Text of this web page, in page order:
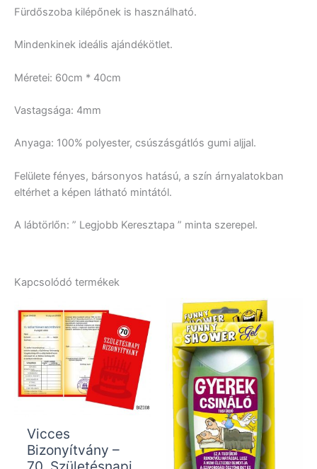
Fürdőszoba kilépőnek is használható.
Mindenkinek ideális ajándékötlet.
Méretei: 60cm * 40cm
Vastagsága: 4mm
Anyaga: 100% polyester, csúszásgátlós gumi aljjal.
Felülete fényes, bársonyos hatású, a szín árnyalatokban
eltérhet a képen látható mintától.
A lábtörlőn: ” Legjobb Keresztapa ” minta szerepel.
Kapcsolódó termékek
Vicces
Bizonyítvány –